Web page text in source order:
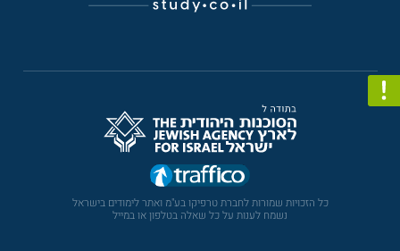
כל הזכויות שמורות לחברת טרפיקו בע"מ ואתר לימודים בישראל
נשמח לענות על כל שאלה בטלפון או במייל